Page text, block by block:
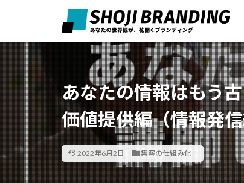
あなたの情報はもう
価値提供編（情報発
2022年6月2日 集客の仕組み化